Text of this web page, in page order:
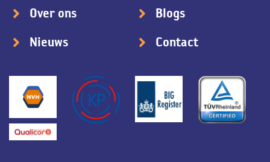
Over ons
Blogs
Nieuws
Contact